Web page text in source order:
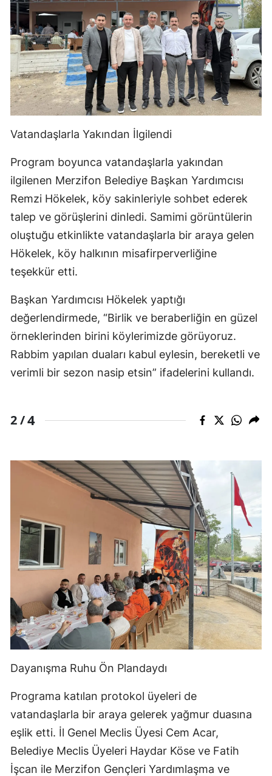
Vatandaşlarla Yakından İlgilendi
Program boyunca vatandaşlarla yakından
ilgilenen Merzifon Belediye Başkan Yardımcısı
Remzi Hökelek, köy sakinleriyle sohbet ederek
talep ve görüşlerini dinledi. Samimi görüntülerin
oluştuğu etkinlikte vatandaşlarla bir araya gelen
Hökelek, köy halkının misafirperverliğine
teşekkür etti.
Başkan Yardımcısı Hökelek yaptığı
değerlendirmede, “Birlik ve beraberliğin en güzel
örneklerinden birini köylerimizde görüyoruz.
Rabbim yapılan duaları kabul eylesin, bereketli ve
verimli bir sezon nasip etsin” ifadelerini kullandı.
2 /4
Dayanışma Ruhu Ön Plandaydı
Programa katılan protokol üyeleri de
vatandaşlarla bir araya gelerek yağmur duasına
eşlik etti. İl Genel Meclis Üyesi Cem Acar,
Belediye Meclis Üyeleri Haydar Köse ve Fatih
İşcan ile Merzifon Gençleri Yardımlaşma ve